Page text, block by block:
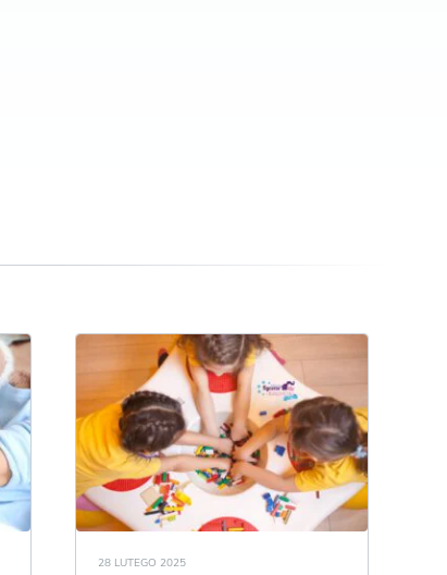
28 LUTEGO 2025